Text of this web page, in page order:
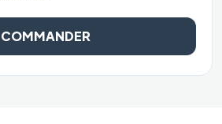
COMMANDER